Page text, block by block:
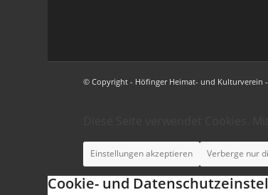
© Copyright - Höfinger Heimat- und Kulturverein
Einstellungen akzeptieren Verberge nur
Cookie- und